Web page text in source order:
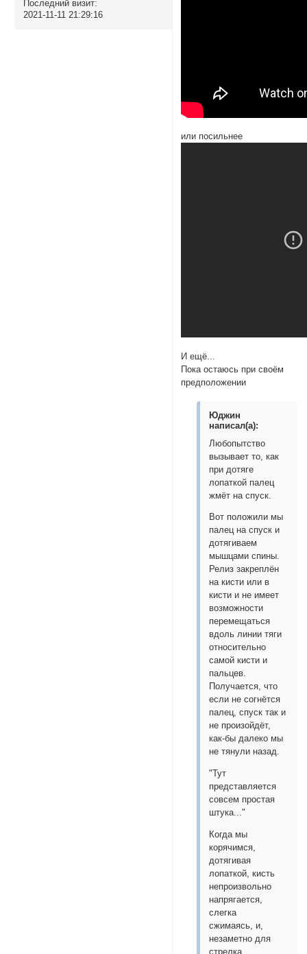
Последний визит:
2021-11-11 21:29:16
или посильнее
И ещё...
Пока остаюсь при своём
предположении
Юджин
написал(а):
Любопытство
вызывает то, как
при дотяге
лопаткой палец
жмёт на спуск.
Вот положили мы
палец на спуск и
дотягиваем
мышцами спины.
Релиз закреплён
на кисти или в
кисти и не имеет
возможности
перемещаться
вдоль линии тяги
относительно
самой кисти и
пальцев.
Получается, что
если не согнётся
палец, спуск так и
не произойдёт,
как-бы далеко мы
не тянули назад.
"Тут
представляется
совсем простая
штука..."
Когда мы
корячимся,
дотягивая
лопаткой, кисть
непроизвольно
напрягается,
слегка
сжимаясь, и,
незаметно для
стрелка,